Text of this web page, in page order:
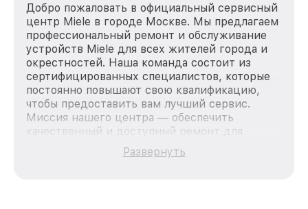
Добро пожаловать в официальный сервисный
центр Miele в городе Москве. Мы предлагаем
профессиональный ремонт и обслуживание
устройств Miele для всех жителей города и
окрестностей. Наша команда состоит из
сертифицированных специалистов, которые
постоянно повышают свою квалификацию,
чтобы предоставить вам лучший сервис.
Миссия нашего центра — обеспечить
качественный и доступный ремонт для
каждого пользователя продукции Miele, вне
зависимости от сложности поломки. Мы
Развернуть